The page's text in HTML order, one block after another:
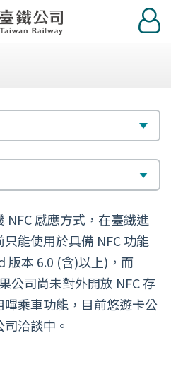
登
入
NFC 感應方式，在臺鐵進
能使用於具備 NFC 功能
版本 6.0 (含)以上)，而
公司尚未對外開放 NFC 存
乘車功能，目前悠遊卡公
洽談中。